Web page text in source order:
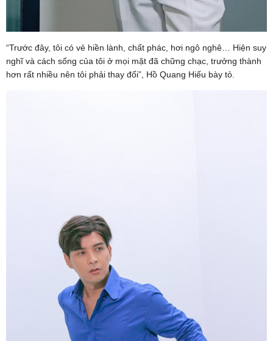
“Trước đây, tôi có vẻ hiền lành, chất phác, hơi ngô nghê… Hiện suy
nghĩ và cách sống của tôi ở mọi mặt đã chững chạc, trưởng thành
hơn rất nhiều nên tôi phải thay đổi”, Hồ Quang Hiếu bày tỏ.